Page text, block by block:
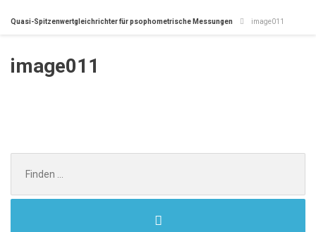
Quasi-Spitzenwertgleichrichter für psophometrische Messungen image011
image011
for: